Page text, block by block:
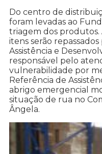
Do centro de
foram levadas ao
triagem dos produtos.
itens serão
Assistência e
responsável pelo
vulnerabilidade por
Referência de
abrigo emergencial
situação de rua no
Ângela.